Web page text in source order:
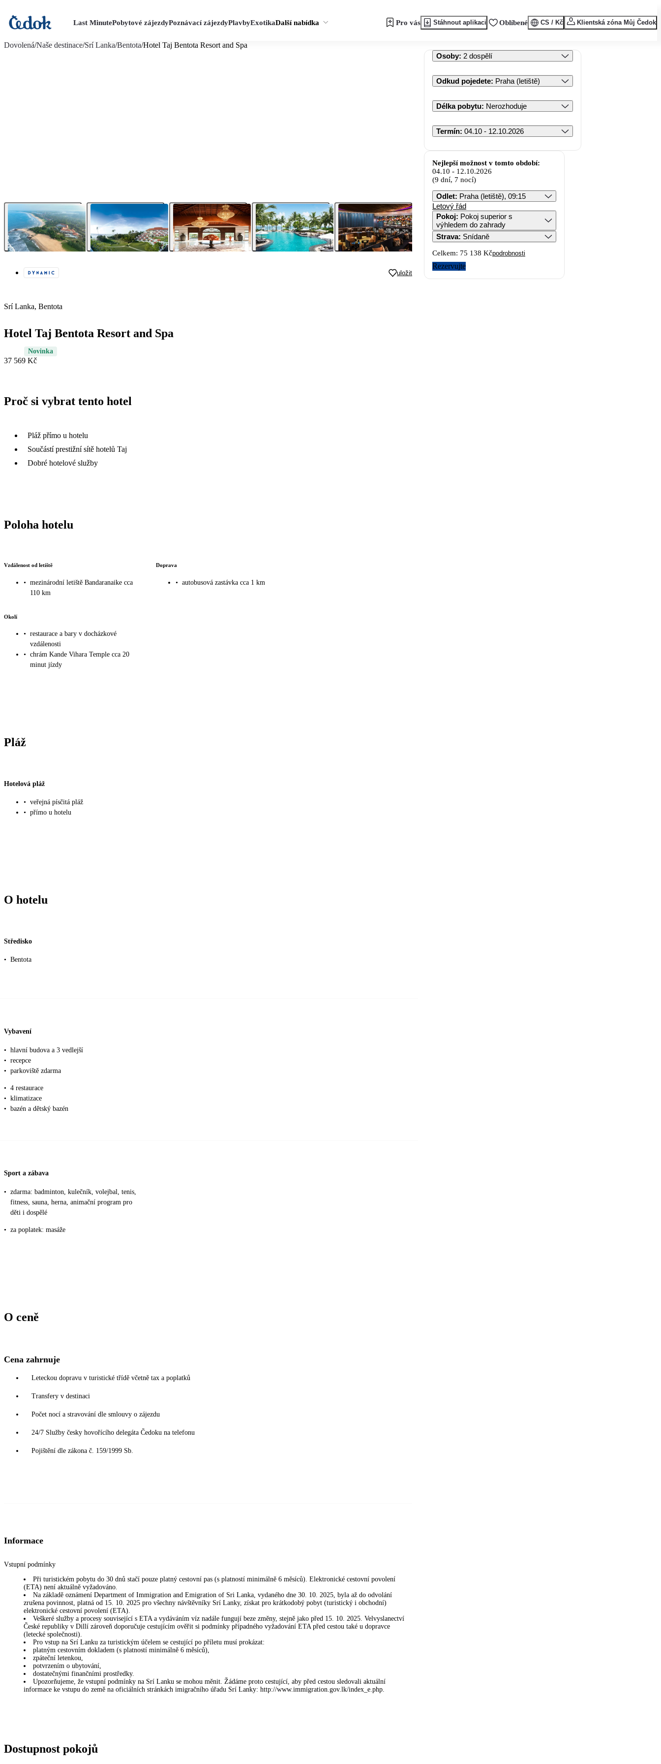
Last MinutePobytové zájezdyPoznávací zájezdyPlavbyExotikaDalší nabídka Pro vás Stáhnout aplikaci Oblíbené CS / Kč Klientská zóna Můj Čedok
Dovolená/Naše destinace/Srí Lanka/Bentota/Hotel Taj Bentota Resort and Spa
uložit
Srí Lanka, Bentota
Hotel Taj Bentota Resort and Spa
Novinka
37 569 Kč
Proč si vybrat tento hotel
Pláž přímo u hotelu
Součástí prestižní sítě hotelů Taj
Dobré hotelové služby
Poloha hotelu
Vzdálenost od letiště
• mezinárodní letiště Bandaranaike cca
110 km
Doprava
• autobusová zastávka cca 1 km
Okolí
• restaurace a bary v docházkové
vzdálenosti
• chrám Kande Vihara Temple cca 20
minut jízdy
Pláž
Hotelová pláž
• veřejná písčitá pláž
• přímo u hotelu
O hotelu
Středisko
• Bentota
Vybavení
• hlavní budova a 3 vedlejší
• recepce
• parkoviště zdarma
• 4 restaurace
• klimatizace
• bazén a dětský bazén
Sport a zábava
• zdarma: badminton, kulečník, volejbal, tenis,
fitness, sauna, herna, animační program pro
děti i dospělé
• za poplatek: masáže
O ceně
Cena zahrnuje
Leteckou dopravu v turistické třídě včetně tax a poplatků
Transfery v destinaci
Počet nocí a stravování dle smlouvy o zájezdu
24/7 Služby česky hovořícího delegáta Čedoku na telefonu
Pojištění dle zákona č. 159/1999 Sb.
Informace
Vstupní podmínky
Při turistickém pobytu do 30 dnů stačí pouze platný cestovní pas (s platností minimálně 6 měsíců). Elektronické cestovní povolení
(ETA) není aktuálně vyžadováno.
Na základě oznámení Department of Immigration and Emigration of Sri Lanka, vydaného dne 30. 10. 2025, byla až do odvolání
zrušena povinnost, platná od 15. 10. 2025 pro všechny návštěvníky Srí Lanky, získat pro krátkodobý pobyt (turistický i obchodní)
elektronické cestovní povolení (ETA).
Veškeré služby a procesy související s ETA a vydáváním víz nadále fungují beze změny, stejně jako před 15. 10. 2025. Velvyslanectví
České republiky v Dillí zároveň doporučuje cestujícím ověřit si podmínky případného vyžadování ETA před cestou také u dopravce
(letecké společnosti).
Pro vstup na Srí Lanku za turistickým účelem se cestující po příletu musí prokázat:
platným cestovním dokladem (s platností minimálně 6 měsíců),
zpáteční letenkou,
potvrzením o ubytování,
dostatečnými finančními prostředky.
Upozorňujeme, že vstupní podmínky na Srí Lanku se mohou měnit. Žádáme proto cestující, aby před cestou sledovali aktuální
informace ke vstupu do země na oficiálních stránkách imigračního úřadu Srí Lanky: http://www.immigration.gov.lk/index_e.php.
Dostupnost pokojů
Osoby: 2 dospělí
Odkud pojedete: Praha (letiště)
Délka pobytu: Nerozhoduje
Termín: 04.10 - 12.10.2026
Nejlepší možnost v tomto období:
04.10 - 12.10.2026
(9 dní, 7 nocí)
Odlet: Praha (letiště), 09:15
Letový řád
Pokoj: Pokoj superior s
výhledem do zahrady
Strava: Snídaně
Celkem: 75 138 Kčpodrobnosti
Rezervujte